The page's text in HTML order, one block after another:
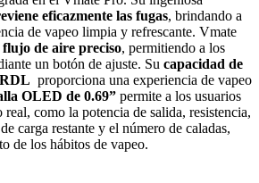
eficazmente las fugas, brindando a
de vapeo limpia y refrescante. Vmate
flujo de aire preciso, permitiendo a los
un botón de ajuste. Su capacidad de
proporciona una experiencia de vapeo
OLED de 0.69” permite a los usuarios
como la potencia de salida, resistencia,
carga restante y el número de caladas,
de los hábitos de vapeo.